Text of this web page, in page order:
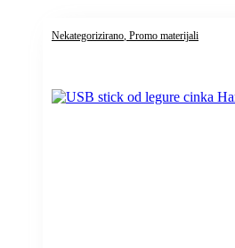
Nekategorizirano , Promo materijali